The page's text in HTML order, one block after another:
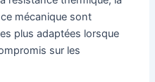
mécanique sont
plus adaptées lorsque
sur les